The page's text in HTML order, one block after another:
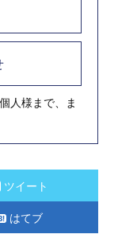
人様まで、ま
ツイート
はてブ